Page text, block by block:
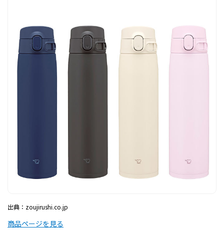
出典：zoujirushi.co.jp
商品ページを見る